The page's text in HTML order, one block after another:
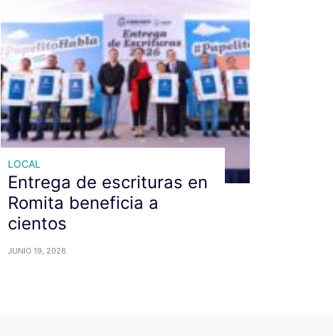
LOCAL
Entrega de escrituras en
Romita beneficia a
cientos
JUNIO 19, 2026